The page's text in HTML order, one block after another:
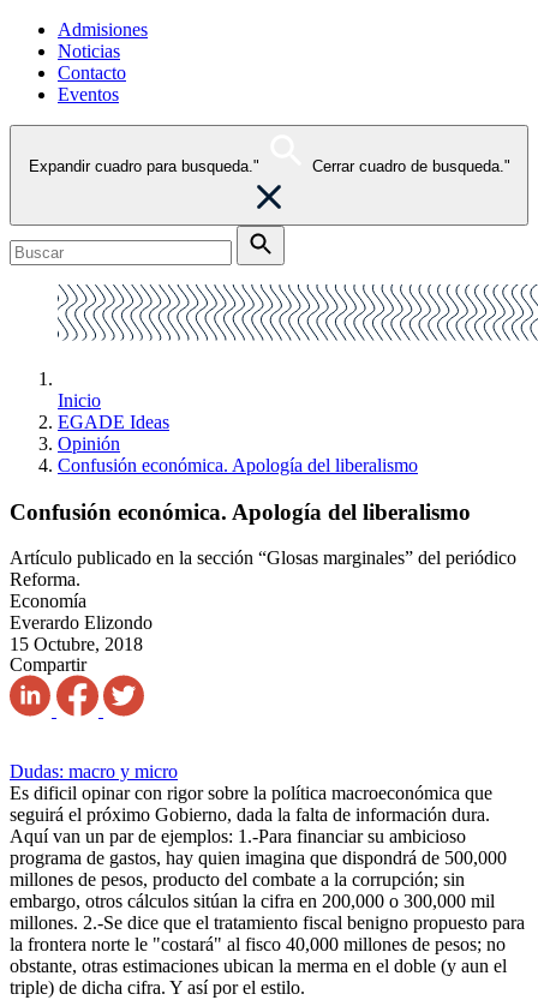
Admisiones
Noticias
Contacto
Eventos
Expandir cuadro para busqueda." Cerrar cuadro de busqueda."
Inicio
EGADE Ideas
Opinión
Confusión económica. Apología del liberalismo
Confusión económica. Apología del liberalismo
Artículo publicado en la sección “Glosas marginales” del periódico
Reforma.
Economía
Everardo Elizondo
15 Octubre, 2018
Compartir
Dudas: macro y micro
Es dificil opinar con rigor sobre la política macroeconómica que
seguirá el próximo Gobierno, dada la falta de información dura.
Aquí van un par de ejemplos: 1.-Para financiar su ambicioso
programa de gastos, hay quien imagina que dispondrá de 500,000
millones de pesos, producto del combate a la corrupción; sin
embargo, otros cálculos sitúan la cifra en 200,000 o 300,000 mil
millones. 2.-Se dice que el tratamiento fiscal benigno propuesto para
la frontera norte le "costará" al fisco 40,000 millones de pesos; no
obstante, otras estimaciones ubican la merma en el doble (y aun el
triple) de dicha cifra. Y así por el estilo.